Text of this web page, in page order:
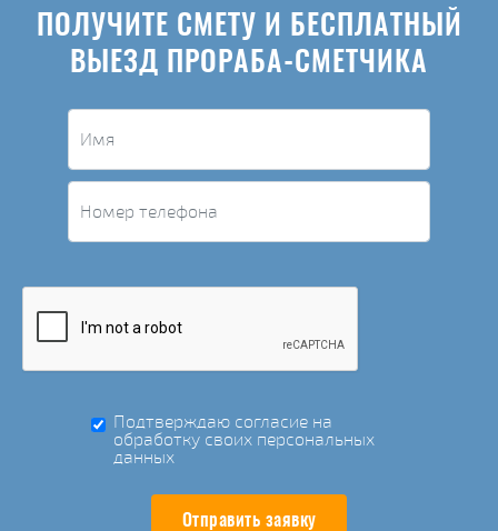
ПОЛУЧИТЕ СМЕТУ И БЕСПЛАТНЫЙ
ВЫЕЗД ПРОРАБА-СМЕТЧИКА
Подтверждаю согласие на
обработку своих персональных
данных
Отправить заявку